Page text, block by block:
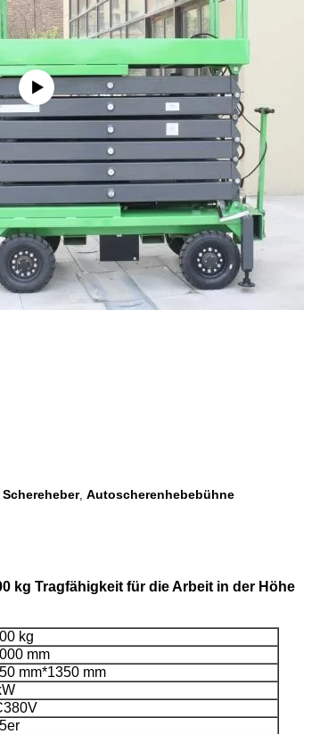
, Autoscherenhebebühne
kg Tragfähigkeit für die Arbeit in der Höhe
kg
mm
mm*1350 mm